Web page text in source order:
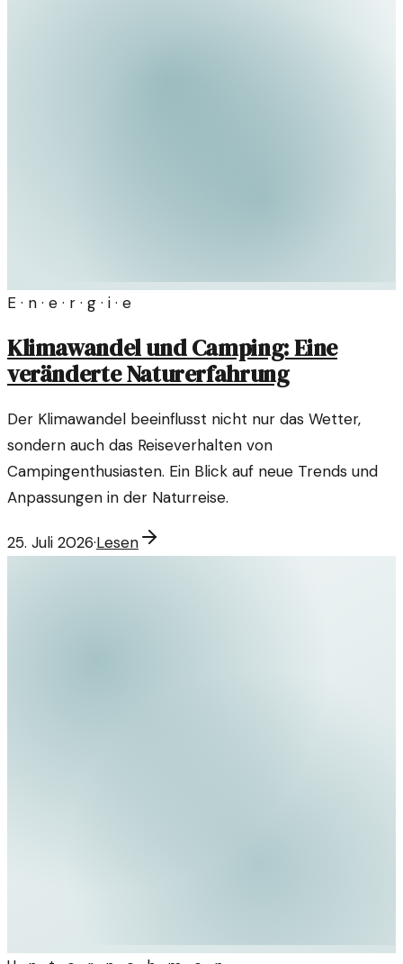
E · n · e · r · g · i · e
Klimawandel und Camping: Eine
veränderte Naturerfahrung
Der Klimawandel beeinflusst nicht nur das Wetter,
sondern auch das Reiseverhalten von
Campingenthusiasten. Ein Blick auf neue Trends und
Anpassungen in der Naturreise.
25. Juli 2026·Lesen